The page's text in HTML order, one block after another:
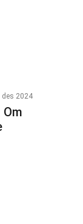
des 2024
Om